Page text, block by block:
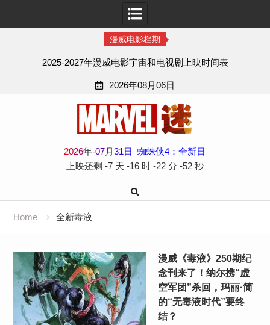
漫威电影档期
2025-2027年漫威电影宇宙和电视剧上映时间表
2026年08月06日
2026年-07月31日
蜘蛛侠4：全新日
上映还剩 -7 天 -16 时 -22 分 -52 秒
Home 全新毒液
漫威《毒液》250期纪
念刊来了！纳尔携“虚
空军团”杀回，玛丽·简
的“无毒液时代”要终
结？​